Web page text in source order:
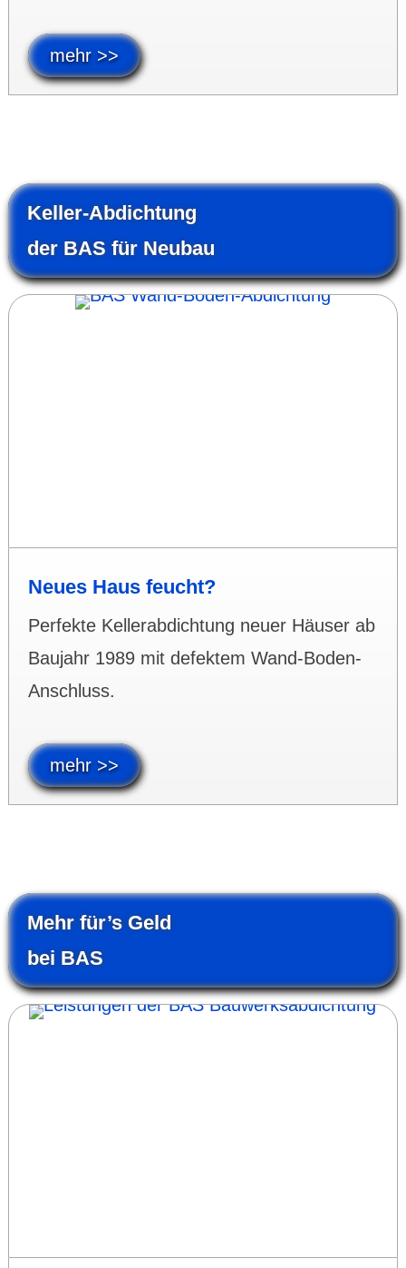
mehr >>
Keller-Abdich­tung
der BAS für Neubau
Neues Haus feucht?
Perfekte Keller­abdich­tung neuer Häuser ab
Baujahr 1989 mit defektem Wand-Boden-
Anschluss.
mehr >>
Mehr für’s Geld
bei BAS